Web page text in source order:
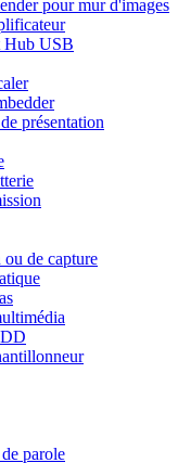
pour mur d'images
Hub USB
présentation
de capture
parole